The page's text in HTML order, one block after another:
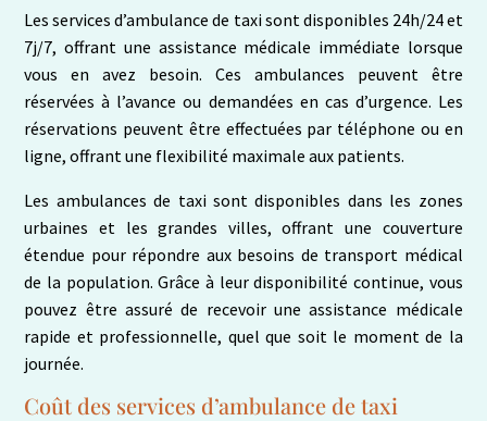
Les services d’ambulance de taxi sont disponibles 24h/24 et
7j/7, offrant une assistance médicale immédiate lorsque
vous en avez besoin. Ces ambulances peuvent être
réservées à l’avance ou demandées en cas d’urgence. Les
réservations peuvent être effectuées par téléphone ou en
ligne, offrant une flexibilité maximale aux patients.
Les ambulances de taxi sont disponibles dans les zones
urbaines et les grandes villes, offrant une couverture
étendue pour répondre aux besoins de transport médical
de la population. Grâce à leur disponibilité continue, vous
pouvez être assuré de recevoir une assistance médicale
rapide et professionnelle, quel que soit le moment de la
journée.
Coût des services d’ambulance de taxi